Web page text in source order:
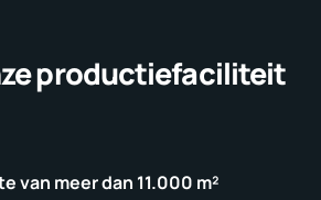
productiefaciliteit
van meer dan 11.000 m²